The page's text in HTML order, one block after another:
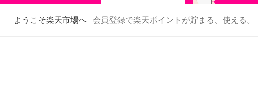
ようこそ楽天市場へ 会員登録で楽天ポイントが貯まる、使える。